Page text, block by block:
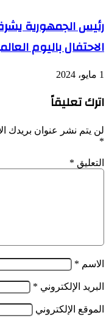
رئيس الجمهورية
الاحتفال باليوم
1 مايو، 2024
اترك تعليقاً
لن يتم نشر عنوان بريدك
*
التعليق *
الاسم *
البريد الإلكتروني *
الموقع الإلكتروني